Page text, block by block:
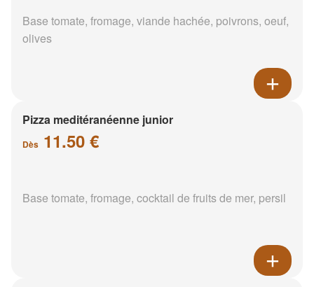
Base tomate, fromage, viande hachée, poivrons, oeuf,
olives
Pizza meditéranéenne junior
Dès 11.50 €
Base tomate, fromage, cocktail de fruits de mer, persil